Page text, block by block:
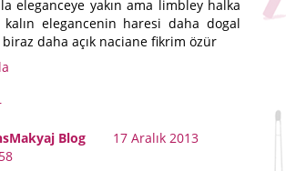
eleganceye yakın ama limbley halka
kalın elegancenin haresi daha dogal
daha açık naciane fikrim özür
Blog
17 Aralık 2013